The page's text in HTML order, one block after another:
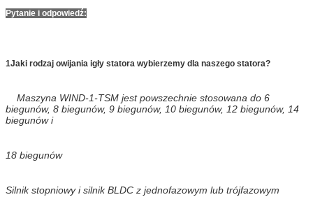
Pytanie i odpowiedź:
1Jaki rodzaj owijania igły statora wybierzemy dla naszego statora?
Maszyna WIND-1-TSM jest powszechnie stosowana do 6
biegunów, 8 biegunów, 9 biegunów, 10 biegunów, 12 biegunów, 14
biegunów i
18 biegunów
Silnik stopniowy i silnik BLDC z jednofazowym lub trójfazowym